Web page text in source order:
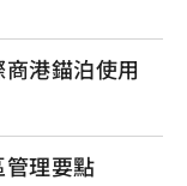
港錨泊使用
理要點